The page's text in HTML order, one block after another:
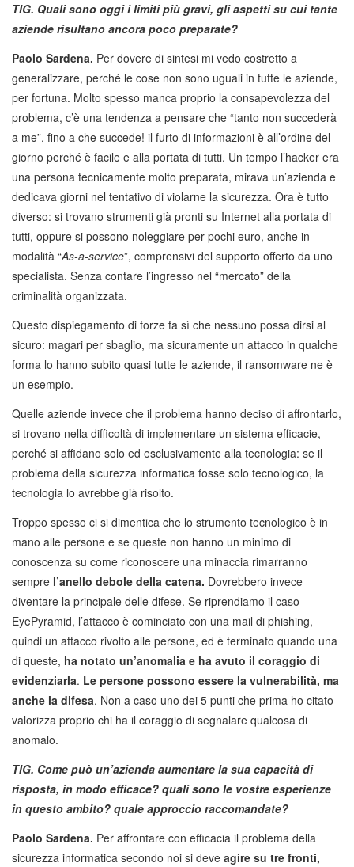
TIG. Quali sono oggi i limiti più gravi, gli aspetti su cui tante
aziende risultano ancora poco preparate?
Paolo Sardena. Per dovere di sintesi mi vedo costretto a
generalizzare, perché le cose non sono uguali in tutte le aziende,
per fortuna. Molto spesso manca proprio la consapevolezza del
problema, c’è una tendenza a pensare che “tanto non succederà
a me”, fino a che succede! il furto di informazioni è all’ordine del
giorno perché è facile e alla portata di tutti. Un tempo l’hacker era
una persona tecnicamente molto preparata, mirava un’azienda e
dedicava giorni nel tentativo di violarne la sicurezza. Ora è tutto
diverso: si trovano strumenti già pronti su Internet alla portata di
tutti, oppure si possono noleggiare per pochi euro, anche in
modalità “As-a-service”, comprensivi del supporto offerto da uno
specialista. Senza contare l’ingresso nel “mercato” della
criminalità organizzata.
Questo dispiegamento di forze fa sì che nessuno possa dirsi al
sicuro: magari per sbaglio, ma sicuramente un attacco in qualche
forma lo hanno subito quasi tutte le aziende, il ransomware ne è
un esempio.
Quelle aziende invece che il problema hanno deciso di affrontarlo,
si trovano nella difficoltà di implementare un sistema efficacie,
perché si affidano solo ed esclusivamente alla tecnologia: se il
problema della sicurezza informatica fosse solo tecnologico, la
tecnologia lo avrebbe già risolto.
Troppo spesso ci si dimentica che lo strumento tecnologico è in
mano alle persone e se queste non hanno un minimo di
conoscenza su come riconoscere una minaccia rimarranno
sempre l’anello debole della catena. Dovrebbero invece
diventare la principale delle difese. Se riprendiamo il caso
EyePyramid, l’attacco è cominciato con una mail di phishing,
quindi un attacco rivolto alle persone, ed è terminato quando una
di queste, ha notato un’anomalia e ha avuto il coraggio di
evidenziarla. Le persone possono essere la vulnerabilità, ma
anche la difesa. Non a caso uno dei 5 punti che prima ho citato
valorizza proprio chi ha il coraggio di segnalare qualcosa di
anomalo.
TIG. Come può un’azienda aumentare la sua capacità di
risposta, in modo efficace? quali sono le vostre esperienze
in questo ambito? quale approccio raccomandate?
Paolo Sardena. Per affrontare con efficacia il problema della
sicurezza informatica secondo noi si deve agire su tre fronti,